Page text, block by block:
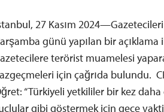
27 Kasım
günü yapılan bir açıklama
terörist muamelesi
için çağrıda bulundu.
“Türkiyeli yetkililer bir kez
gibi göstermek için gece